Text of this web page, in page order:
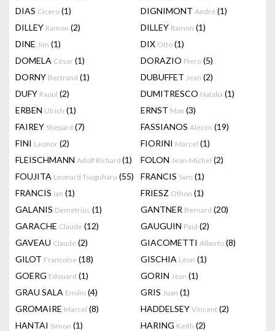
DIAS Cicero (1) DIGNIMONT André (1)
DILLEY Ramon (2) DILLEY Ramon (1)
DINE Jim (1) DIX Otto (1)
DOMELA César (1) DORAZIO Piero (5)
DORNY Bertrand (1) DUBUFFET Jean (2)
DUFY Raoul (2) DUMITRESCO Natalia (1)
ERBEN Ulrich (1) ERNST Max (3)
FAIREY Shepard (7) FASSIANOS Alecos (19)
FINI Leonor (2) FIORINI Marcel (1)
FLEISCHMANN Adolf Richard (1) FOLON Jean-Michel (2)
FOUJITA Leonard Tsuguharu (55) FRANCIS Sam (1)
FRANCIS Ian (1) FRIESZ Othon (1)
GALANIS Demetrius (1) GANTNER Bernard (20)
GARACHE Claude (12) GAUGUIN Paul (2)
GAVEAU Claude (2) GIACOMETTI Alberto (8)
GILOT Francoise (18) GISCHIA Léon (1)
GOERG Edouard (1) GORIN Jean (1)
GRAU SALA Emilio (4) GRIS Juan (1)
GROMAIRE Marcel (8) HADDELSEY Vincent (2)
HANTAI Simon (1) HARING Keith (2)